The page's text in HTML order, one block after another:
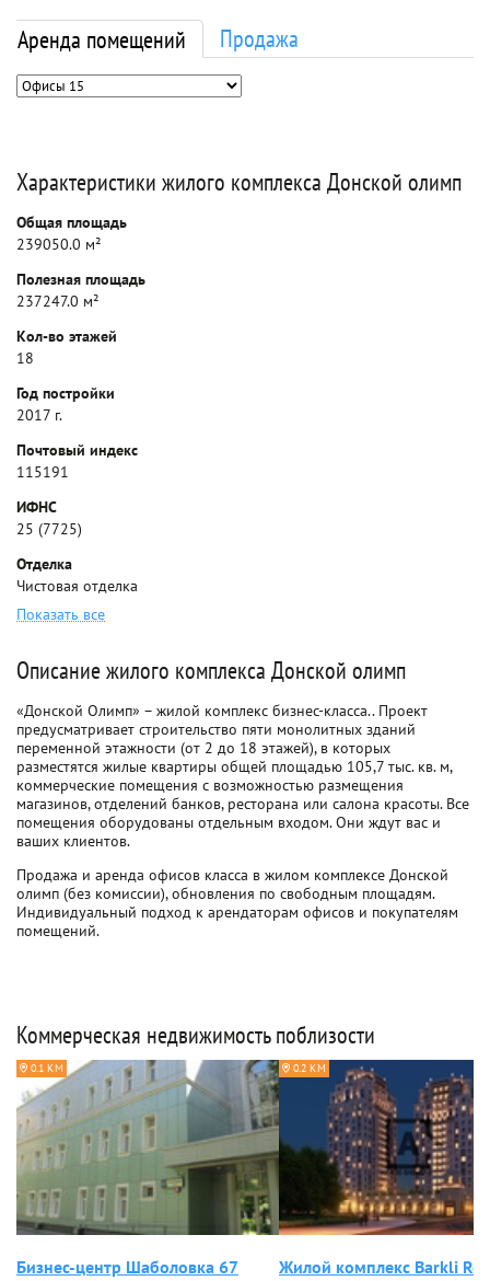
Аренда помещений Продажа
Характеристики жилого комплекса Донской олимп
Общая площадь
239050.0 м²
Полезная площадь
237247.0 м²
Кол-во этажей
18
Год постройки
2017 г.
Почтовый индекс
115191
ИФНС
25 (7725)
Отделка
Чистовая отделка
Показать все
Описание жилого комплекса Донской олимп
«Донской Олимп» – жилой комплекс бизнес-класса.. Проект
предусматривает строительство пяти монолитных зданий
переменной этажности (от 2 до 18 этажей), в которых
разместятся жилые квартиры общей площадью 105,7 тыс. кв. м,
коммерческие помещения с возможностью размещения
магазинов, отделений банков, ресторана или салона красоты. Все
помещения оборудованы отдельным входом. Они ждут вас и
ваших клиентов.
Продажа и аренда офисов класса в жилом комплексе Донской
олимп (без комиссии), обновления по свободным площадям.
Индивидуальный подход к арендаторам офисов и покупателям
помещений.
Коммерческая недвижимость поблизости
0.1 КМ
Бизнес-центр Шаболовка 67
0.2 КМ
Жилой комплекс Barkli